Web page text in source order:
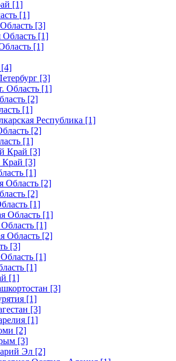
[1]
[1]
[3]
Область [1]
[1]
[4]
[3]
Область [1]
[2]
[1]
Республика [1]
[2]
[1]
Край [3]
Край [3]
[1]
Область [2]
[2]
[1]
Область [1]
[1]
Область [2]
[3]
[1]
[1]
[1]
[3]
[1]
[3]
[1]
[2]
[3]
Эл [2]